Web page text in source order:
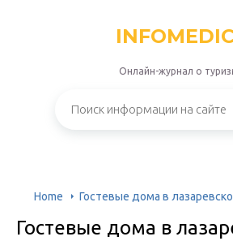
Онлайн-журнал о
Home Гостевые дома в
Гостевые дома в